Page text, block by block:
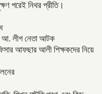
পরেই নিথর প্রীতি।
আ. লীগ নেতা আটক
আফছার আলী শিক্ষকদের নিয়ে